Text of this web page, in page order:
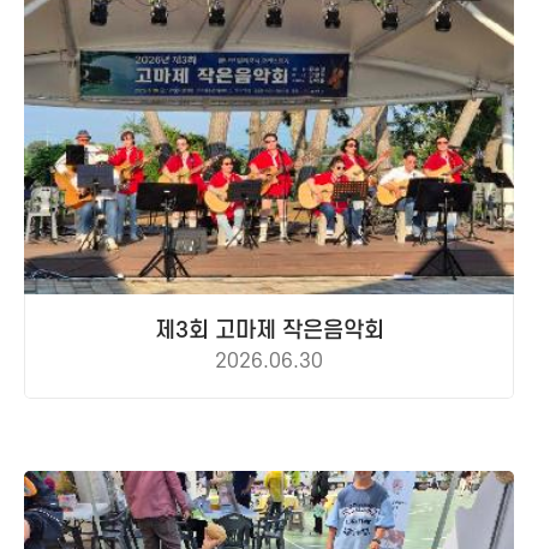
제3회 고마제 작은음악회
2026.06.30